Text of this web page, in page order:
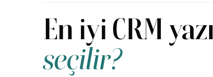
En iyi CRM
seçilir?